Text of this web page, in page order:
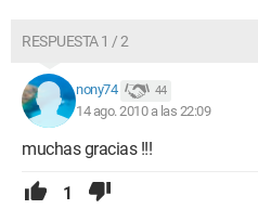
RESPUESTA 1 / 2
nony74 44
14 ago. 2010 a las 22:09
muchas gracias !!!
1